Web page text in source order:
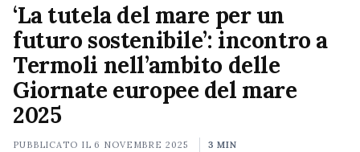
‘La tutela del mare per un
futuro sostenibile’: incontro a
Termoli nell’ambito delle
Giornate europee del mare
2025
PUBBLICATO IL 6 NOVEMBRE 2025 3 MIN